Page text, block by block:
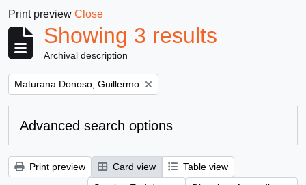
Print preview Close
Showing 3 results
Archival description
Remove filter:
Maturana Donoso, Guillermo
Advanced search options
Print preview Card view
Table view